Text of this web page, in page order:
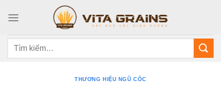
qua
Tìm
THƯƠNG HIỆU NGŨ CỐC